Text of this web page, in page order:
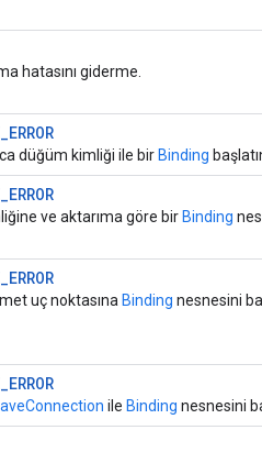
hatasını giderme.
düğüm kimliği ile bir Binding
ve aktarıma göre bir Binding
uç noktasına Binding nesnesini
ile Binding nesnesini